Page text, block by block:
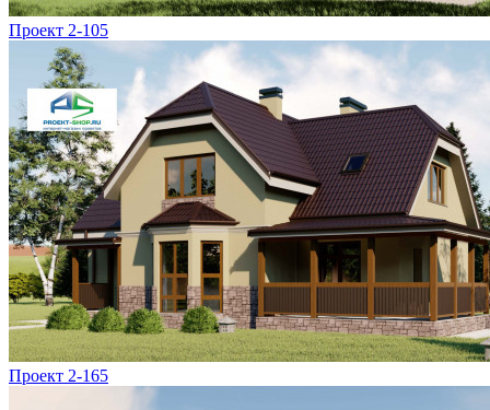
Проект 2-105
Проект 2-165